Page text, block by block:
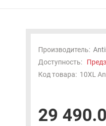
Производитель:
Доступность:
Код товара: 10XL
29